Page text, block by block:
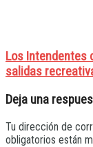
Los Intendentes
salidas
Deja una
Tu dirección de
obligatorios están